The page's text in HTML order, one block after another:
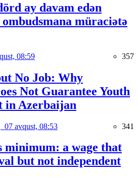
ay davam edən
müraciətə
08:59 357
No Job: Why
Not Guarantee Youth
in Azerbaijan
07 avqust, 08:53 341
minimum: a wage that
but not independent